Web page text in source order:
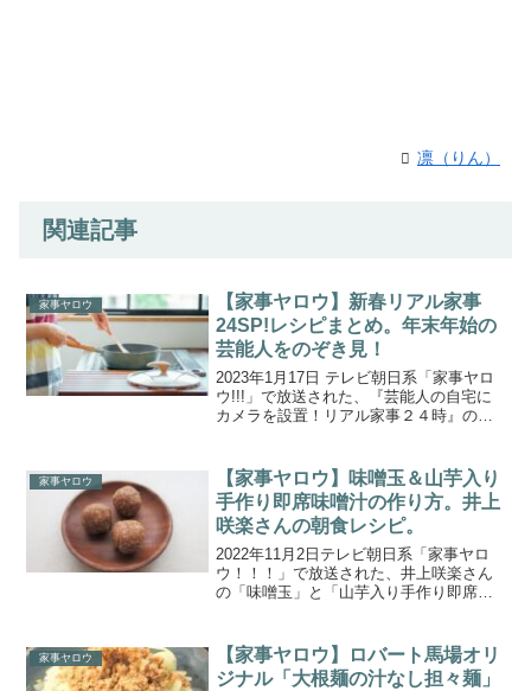
凛（りん）
関連記事
家事ヤロウ
【家事ヤロウ】新春リアル家事
24SP!レシピまとめ。年末年始の
芸能人をのぞき見！
2023年1月17日 テレビ朝日系「家事ヤロ
ウ!!!」で放送された、『芸能人の自宅に
カメラを設置！リアル家事２４時』のレ
アル家事２４時。今回は年末年始の自宅
をのぞき見！...
家事ヤロウ
【家事ヤロウ】味噌玉＆山芋入り
手作り即席味噌汁の作り方。井上
咲楽さんの朝食レシピ。
2022年11月2日テレビ朝日系「家事ヤロ
ウ！！！」で放送された、井上咲楽さん
の「味噌玉」と「山芋入り手作り即席味
ル家事モーニング！今回は豪華芸能人の
「朝」に特化！...
家事ヤロウ
【家事ヤロウ】ロバート馬場オリ
ジナル「大根麺の汁なし担々麺」